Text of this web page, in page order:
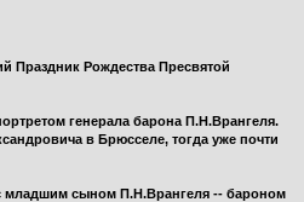
Рождества Пресвятой
генерала барона П.Н.Врангеля.
в Брюсселе, тогда уже почти
младшим сыном П.Н.Врангеля -- бароном